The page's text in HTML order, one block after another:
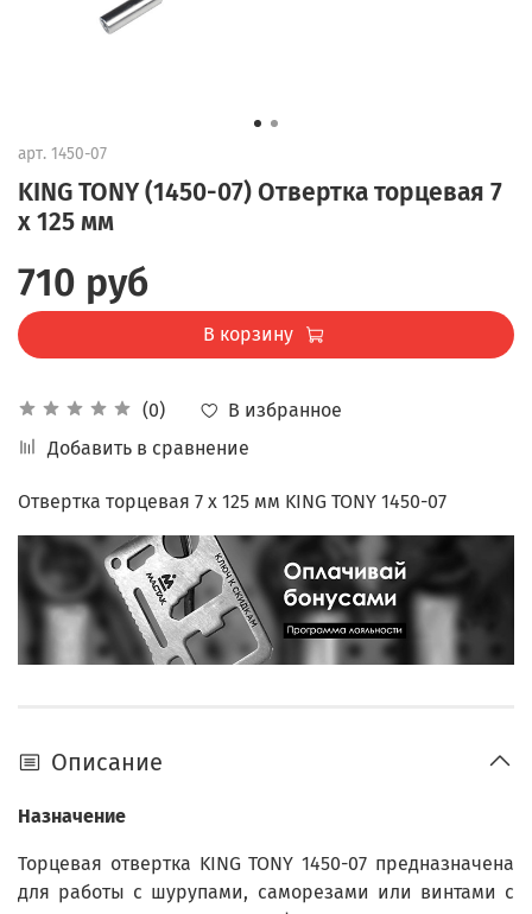
арт. 1450-07
KING TONY (1450-07) Отвертка торцевая 7
x 125 мм
(0)
В избранное
Добавить в сравнение
710 руб
В корзину
Отвертка торцевая 7 x 125 мм KING TONY 1450-07
Описание
Назначение
Торцевая отвертка KING TONY 1450-07 предназначена
для работы с шурупами, саморезами или винтами с